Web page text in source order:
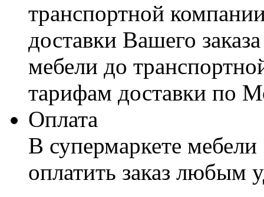
транспортной
доставки Вашего
мебели до
тарифам доставки по
Оплата
В супермаркете
оплатить заказ любым